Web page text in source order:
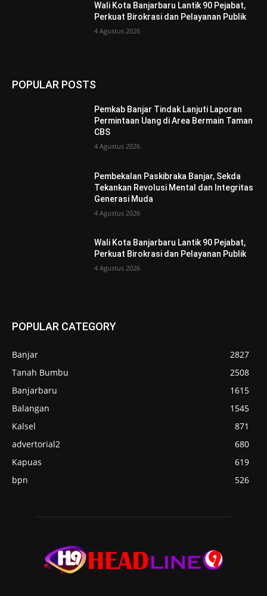
Wali Kota Banjarbaru Lantik 90 Pejabat,
Perkuat Birokrasi dan Pelayanan Publik
4 Agustus 2026
POPULAR POSTS
Pemkab Banjar Tindak Lanjuti Laporan
Permintaan Uang di Area Bermain Taman
CBS
4 Agustus 2026
Pembekalan Paskibraka Banjar, Sekda
Tekankan Revolusi Mental dan Integritas
Generasi Muda
4 Agustus 2026
Wali Kota Banjarbaru Lantik 90 Pejabat,
Perkuat Birokrasi dan Pelayanan Publik
4 Agustus 2026
POPULAR CATEGORY
Banjar
2827
Tanah Bumbu
2508
Banjarbaru
1615
Balangan
1545
Kalsel
871
advertorial2
680
Kapuas
619
bpn
526